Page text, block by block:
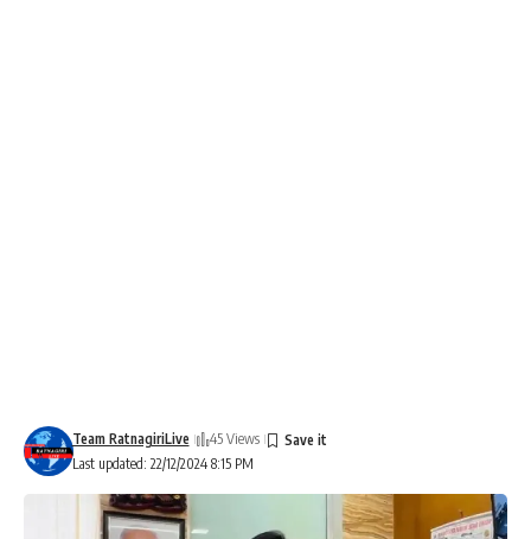
Last updated: 22/12/2024 8:15 PM
Team RatnagiriLive 45 Views